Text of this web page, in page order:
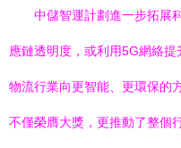
中儲智運計劃進一步拓展
應鏈透明度，或利用5G網絡
物流行業向更智能、更環保的
不僅榮膺大獎，更推動了整個